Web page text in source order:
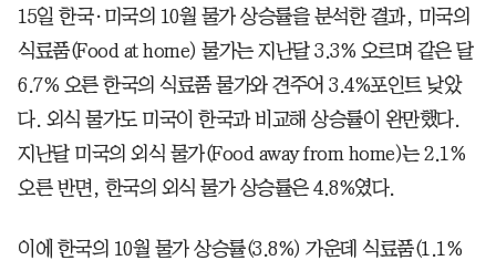
15일 한국·미국의 10월 물가 상승률을 분석한 결과, 미국의
식료품(Food at home) 물가는 지난달 3.3% 오르며 같은 달
6.7% 오른 한국의 식료품 물가와 견주어 3.4%포인트 낮았
다. 외식 물가도 미국이 한국과 비교해 상승률이 완만했다.
지난달 미국의 외식 물가(Food away from home)는 2.1%
오른 반면, 한국의 외식 물가 상승률은 4.8%였다.
이에 한국의 10월 물가 상승률(3.8%) 가운데 식료품(1.1%